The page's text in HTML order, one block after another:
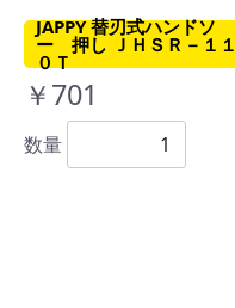
JAPPY 替刃式ハンドソ
ー 押し ＪＨＳＲ－１１
０Ｔ
￥701
数量